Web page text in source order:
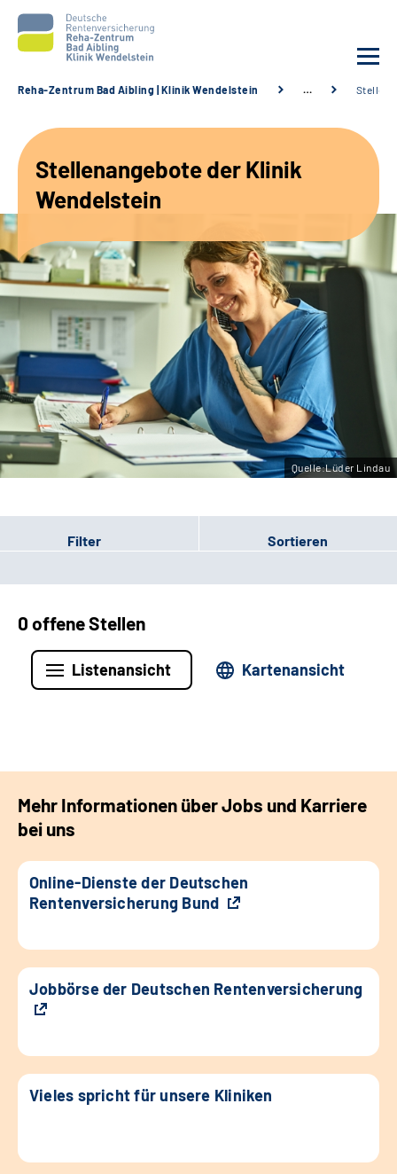
Unsere Angebote
Karriere
Sozialdienste & Zuweisende
Suche
Leichte Sprache
Gebärdensprache
Reha-Zentrum Bad Aibling | Klinik Wendelstein …
Stellenangebote der Klinik
Wendelstein
Quelle:Lüder Lindau
Filter Sortieren
0 offene Stellen
Listenansicht Kartenansicht
Mehr Informationen über Jobs und Karriere
bei uns
Online-Dienste der Deutschen
Rentenversicherung Bund
Jobbörse der Deutschen Rentenversicherung
Vieles spricht für unsere Kliniken